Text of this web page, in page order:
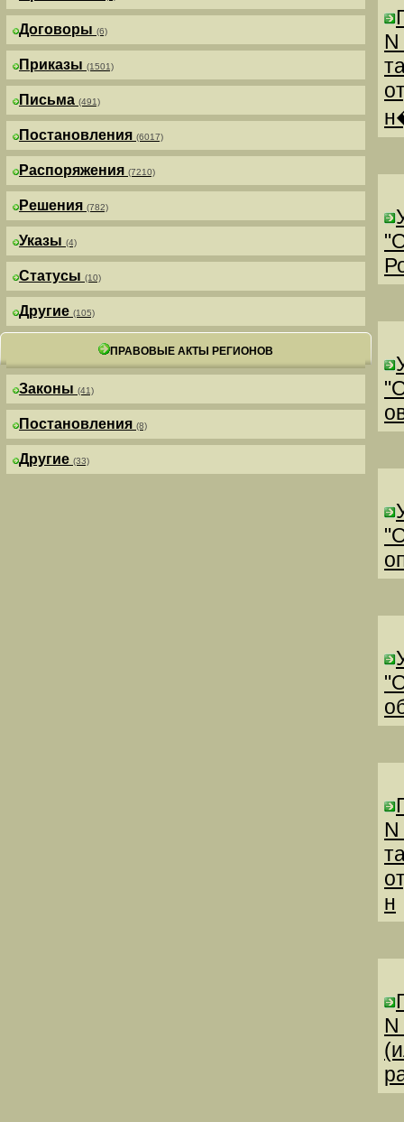
Договоры (6)
Приказы (1501)
Письма (491)
Постановления (6017)
Распоряжения (7210)
Решения (782)
Указы (4)
Статусы (10)
Другие (105)
ПРАВОВЫЕ АКТЫ РЕГИОНОВ
Законы (41)
Постановления (8)
Другие (33)
н